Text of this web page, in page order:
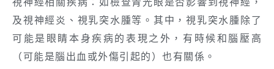
及視神經炎、視乳突水腫等。其中，視乳突水腫除了
可能是眼睛本身疾病的表現之外，有時候和腦壓高
（可能是腦出血或外傷引起的）也有關係。